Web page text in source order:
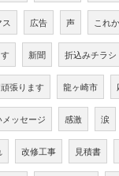
広告 声 これ
新聞 折込みチラシ
張ります 龍ヶ崎市
ッセージ 感激 涙
改修工事 見積書